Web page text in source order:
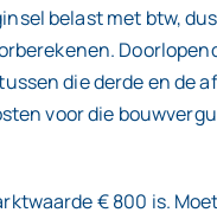
belast met btw,
die derde en de
voor die
€ 800 is.